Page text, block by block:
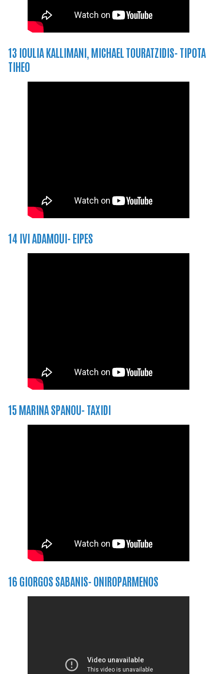
13 IOULIA KALLIMANI, MICHAEL TOURATZIDIS- TIPOTA
TIHEO
14 IVI ADAMOUI- EIPES
15 MARINA SPANOU- TAXIDI
16 GIORGOS SABANIS- ONIROPARMENOS